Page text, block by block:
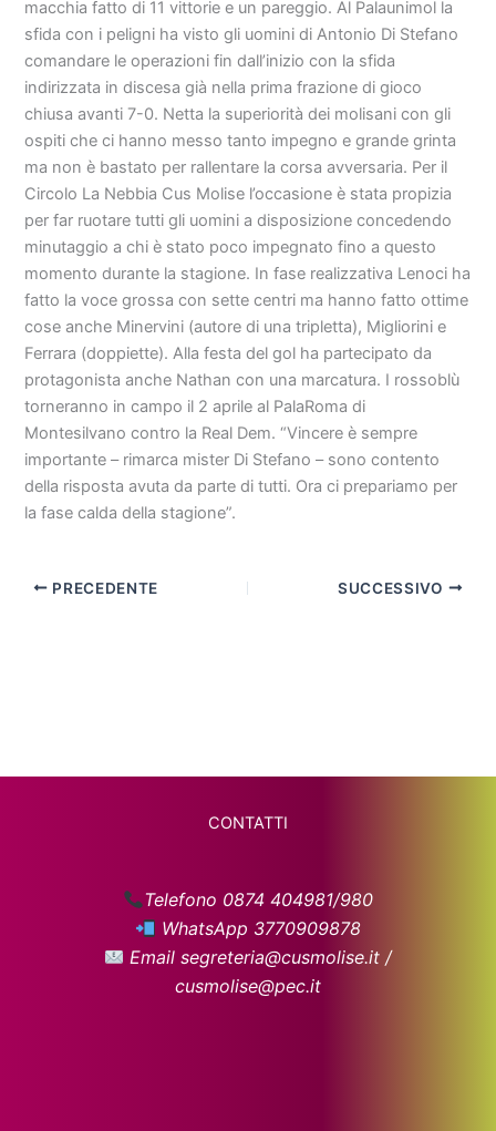
macchia fatto di 11 vittorie e un pareggio. Al Palaunimol la
sfida con i peligni ha visto gli uomini di Antonio Di Stefano
comandare le operazioni fin dall’inizio con la sfida
indirizzata in discesa già nella prima frazione di gioco
chiusa avanti 7-0. Netta la superiorità dei molisani con gli
ospiti che ci hanno messo tanto impegno e grande grinta
ma non è bastato per rallentare la corsa avversaria. Per il
Circolo La Nebbia Cus Molise l’occasione è stata propizia
per far ruotare tutti gli uomini a disposizione concedendo
minutaggio a chi è stato poco impegnato fino a questo
momento durante la stagione. In fase realizzativa Lenoci ha
fatto la voce grossa con sette centri ma hanno fatto ottime
cose anche Minervini (autore di una tripletta), Migliorini e
Ferrara (doppiette). Alla festa del gol ha partecipato da
protagonista anche Nathan con una marcatura. I rossoblù
torneranno in campo il 2 aprile al PalaRoma di
Montesilvano contro la Real Dem. “Vincere è sempre
importante – rimarca mister Di Stefano – sono contento
della risposta avuta da parte di tutti. Ora ci prepariamo per
la fase calda della stagione”.
PRECEDENTE SUCCESSIVO
CONTATTI
Telefono 0874 404981/980
WhatsApp 3770909878
Email segreteria@cusmolise.it /
cusmolise@pec.it